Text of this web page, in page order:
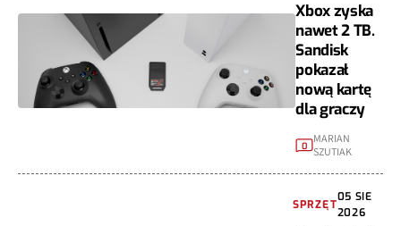
Xbox zyska
nawet 2 TB.
Sandisk
pokazał
nową kartę
dla graczy
0
MARIAN
SZUTIAK
SPRZĘT
05 SIE
2026